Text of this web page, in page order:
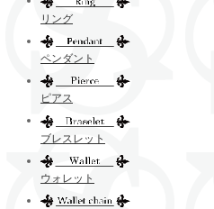
リング
ペンダント
ピアス
ブレスレット
ウォレット